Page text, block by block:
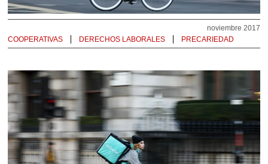
noviembre 2017
COOPERATIVAS
DERECHOS LABORALES PRECARIEDAD